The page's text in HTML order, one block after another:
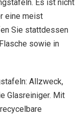
Es ist nicht
eine meist
Sie stattdessen
sowie in
Allzweck,
Glasreiniger. Mit